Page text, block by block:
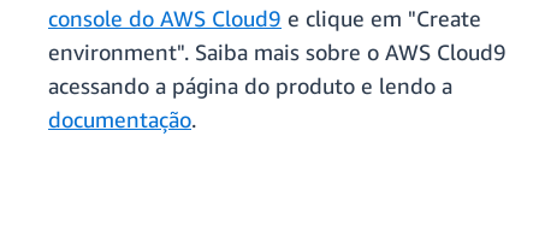
console do AWS Cloud9 e clique em "Create
environment". Saiba mais sobre o AWS Cloud9
acessando a página do produto e lendo a
documentação.